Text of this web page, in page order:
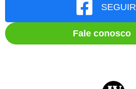
SEGUIR
Fale conosco